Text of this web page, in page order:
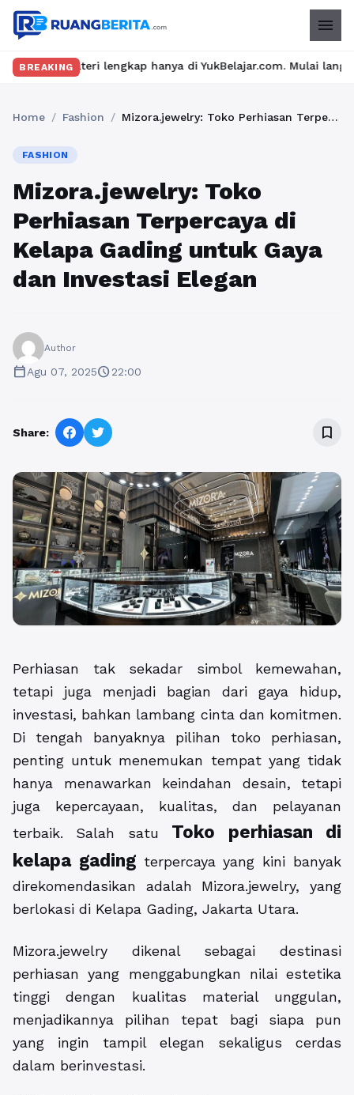
menu
BREAKING
lengkap hanya di YukBelajar.com. Mulai langkah
Home / Fashion / Mizora.jewelry: Toko Perhiasan Terpercaya di Kelapa Gading untuk Gaya dan Investasi Elegan
FASHION
Mizora.jewelry: Toko
Perhiasan Terpercaya di
Kelapa Gading untuk Gaya
dan Investasi Elegan
Author
calendar_todayAgu 07, 2025schedule22:00
Share: bookmark_border
Perhiasan tak sekadar simbol kemewahan,
tetapi juga menjadi bagian dari gaya hidup,
investasi, bahkan lambang cinta dan komitmen.
Di tengah banyaknya pilihan toko perhiasan,
penting untuk menemukan tempat yang tidak
hanya menawarkan keindahan desain, tetapi
juga kepercayaan, kualitas, dan pelayanan
terbaik. Salah satu Toko perhiasan di
kelapa gadingterpercaya yang kini banyak
direkomendasikan adalah Mizora.jewelry, yang
berlokasi di Kelapa Gading, Jakarta Utara.
Mizora.jewelry dikenal sebagai destinasi
perhiasan yang menggabungkan nilai estetika
tinggi dengan kualitas material unggulan,
menjadikannya pilihan tepat bagi siapa pun
yang ingin tampil elegan sekaligus cerdas
dalam berinvestasi.